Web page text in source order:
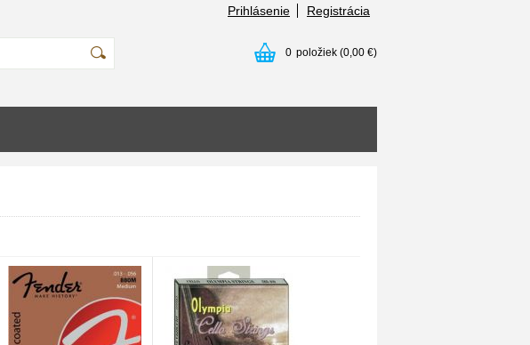
Prihlásenie Registrácia
0 položiek (0,00 €)